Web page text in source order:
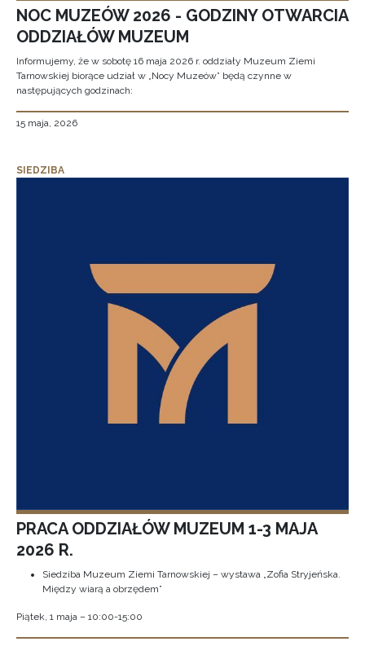
NOC MUZEÓW 2026 - GODZINY OTWARCIA
ODDZIAŁÓW MUZEUM
Informujemy, że w sobotę 16 maja 2026 r. oddziały Muzeum Ziemi
Tarnowskiej biorące udział w „Nocy Muzeów” będą czynne w
następujących godzinach:
15 maja, 2026
SIEDZIBA
PRACA ODDZIAŁÓW MUZEUM 1-3 MAJA
2026 R.
Siedziba Muzeum Ziemi Tarnowskiej – wystawa „Zofia Stryjeńska.
Między wiarą a obrzędem”
Piątek, 1 maja – 10:00-15:00